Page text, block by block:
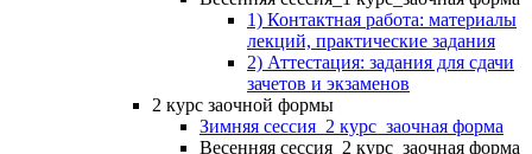
1) Контактная работа: материалы
лекций, практические задания
2) Аттестация: задания для сдачи
зачетов и экзаменов
2 курс заочной формы
Зимняя сессия_2 курс_заочная форма
Весенняя сессия_2 курс_заочная форма